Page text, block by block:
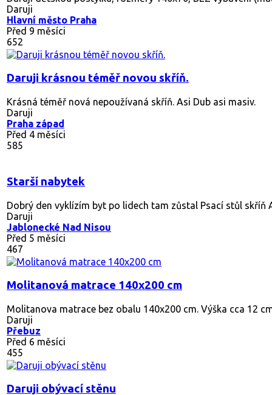
Daruji nábytek za odvoz.
Darujeme nábytek. 2 x Skříně jsou bytelné a těžké. Vlastní
Daruji
Hlavní město Praha
Před 6 měsíci
518
Daruji ložnici
ložnice dýha bříza z r. 1968(3xskříň, 2xkomoda, 2xpeřiňák,
Před měsícem
266
Daruji gauč za odvoz
Pouze vlastní odnos i odvoz.Na čalounění jsou občas fleky,
Daruji
Praha 9
Před 4 měsíci
271
Daruji dětskou postýlku 140x70
Daruji dětskou postýlku, rozměry 140x70, BEZ vybavení
Daruji
Hlavní město Praha
Před 9 měsíci